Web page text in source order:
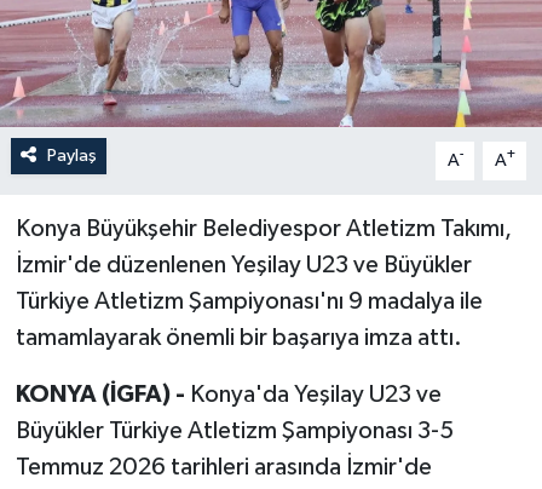
Paylaş A- A+
Konya Büyükşehir Belediyespor Atletizm Takımı,
İzmir'de düzenlenen Yeşilay U23 ve Büyükler
Türkiye Atletizm Şampiyonası'nı 9 madalya ile
tamamlayarak önemli bir başarıya imza attı.
KONYA (İGFA) - Konya'da Yeşilay U23 ve
Büyükler Türkiye Atletizm Şampiyonası 3-5
Temmuz 2026 tarihleri arasında İzmir'de